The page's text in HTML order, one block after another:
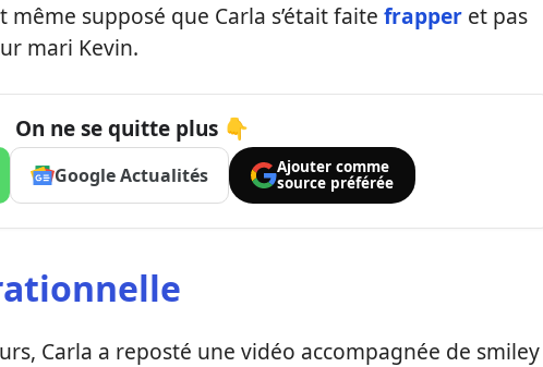
supposé que Carla s’était faite frapper et pas
mari Kevin.
On ne se quitte plus 👇
Google Actualités
Ajouter comme
source préférée
Carla a reposté une vidéo accompagnée de smiley